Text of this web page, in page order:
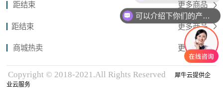
距结束 更多商品
距结束 更多商品
商城热卖 更多商品
Copyright © 2018-2021.All Rights Reserved
犀牛云提供企
业云服务